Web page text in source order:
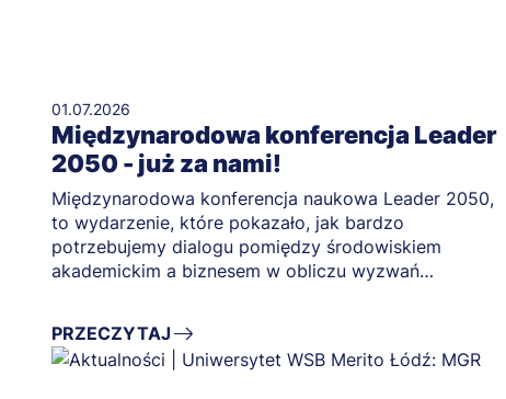
01.07.2026
Międzynarodowa konferencja Leader
2050 - już za nami!
Międzynarodowa konferencja naukowa Leader 2050,
to wydarzenie, które pokazało, jak bardzo
potrzebujemy dialogu pomiędzy środowiskiem
akademickim a biznesem w obliczu wyzwań
PRZECZYTAJ